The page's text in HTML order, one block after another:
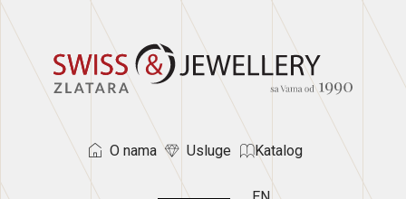
O nama Usluge Katalog